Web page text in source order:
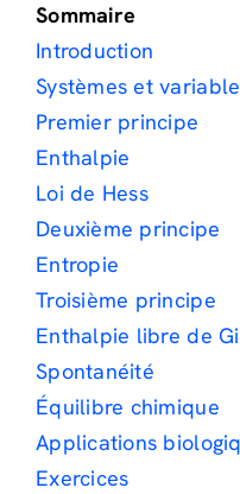
Sommaire
Introduction
Systèmes et
Premier principe
Enthalpie
Loi de Hess
Deuxième principe
Entropie
Troisième principe
Enthalpie libre de
Spontanéité
Équilibre chimique
Applications
Exercices